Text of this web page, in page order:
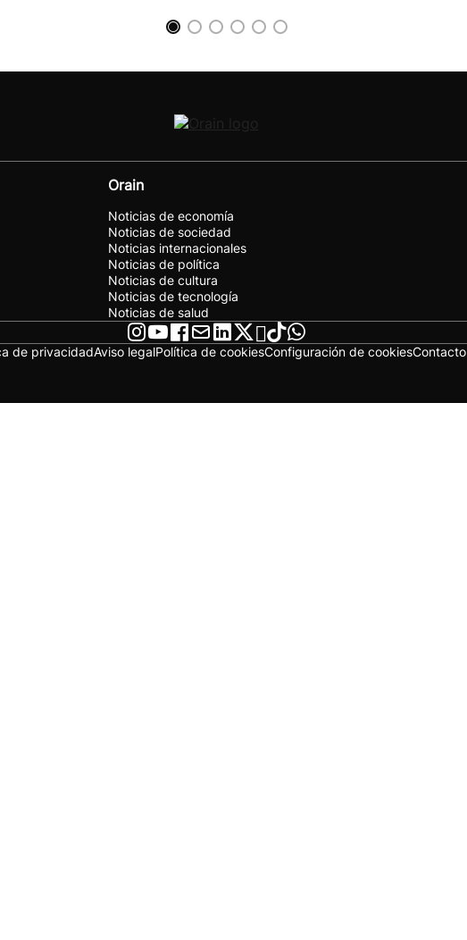
Orain
Noticias de economía
Noticias de sociedad
Noticias internacionales
Noticias de política
Noticias de cultura
Noticias de tecnología
Noticias de salud
de privacidadAviso legalPolítica de cookiesConfiguración de cookiesContacto